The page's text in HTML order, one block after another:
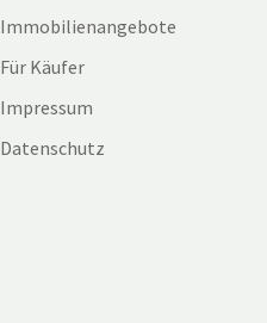
Immobilienangebote
Für Käufer
Impressum
Datenschutz